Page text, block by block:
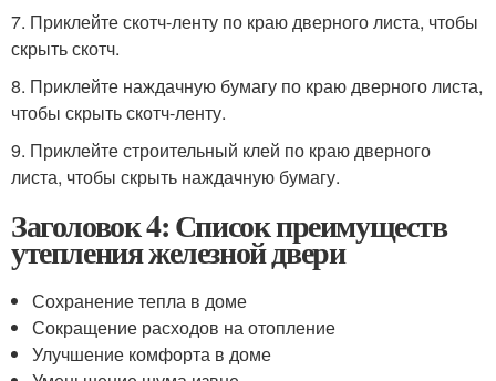
7. Приклейте скотч-ленту по краю дверного листа, чтобы
скрыть скотч.
8. Приклейте наждачную бумагу по краю дверного листа,
чтобы скрыть скотч-ленту.
9. Приклейте строительный клей по краю дверного
листа, чтобы скрыть наждачную бумагу.
Заголовок 4: Список преимуществ
утепления железной двери
Сохранение тепла в доме
Сокращение расходов на отопление
Улучшение комфорта в доме